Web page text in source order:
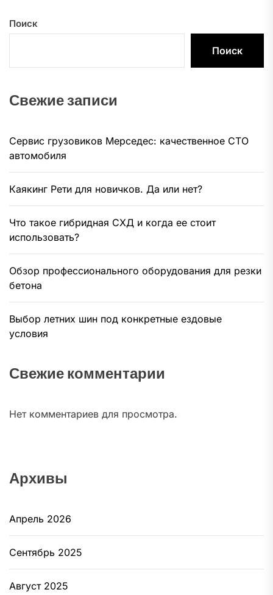
Поиск
Поиск
Свежие записи
Сервис грузовиков Мерседес: качественное СТО
автомобиля
Каякинг Рети для новичков. Да или нет?
Что такое гибридная СХД и когда ее стоит
использовать?
Обзор профессионального оборудования для резки
бетона
Выбор летних шин под конкретные ездовые
условия
Свежие комментарии
Нет комментариев для просмотра.
Архивы
Апрель 2026
Сентябрь 2025
Август 2025